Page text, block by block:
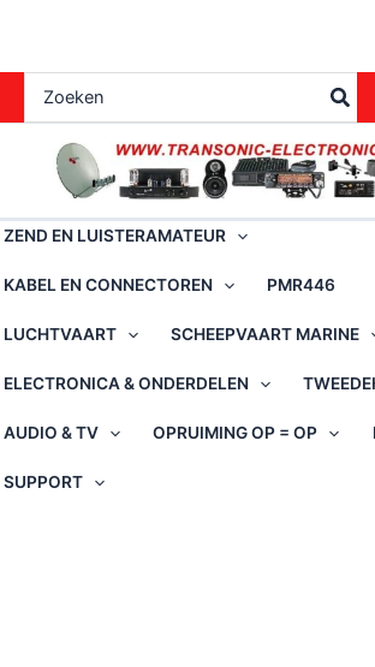
de
inhoud
naar:
ZEND EN LUISTERAMATEUR
KABEL EN CONNECTOREN PMR446
LUCHTVAART SCHEEPVAART MARINE
ELECTRONICA & ONDERDELEN
AUDIO & TV OPRUIMING OP = OP
SUPPORT